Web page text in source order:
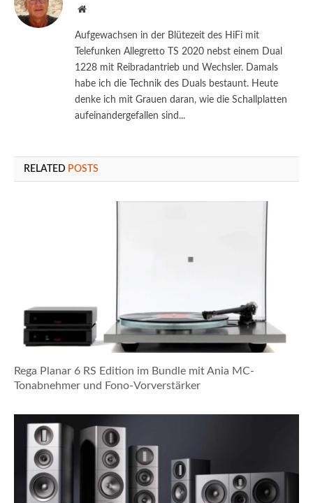
Website
Aufgewachsen in der Blütezeit des HiFi mit
Telefunken Allegretto TS 2020 nebst einem Dual
1228 mit Reibradantrieb und Wechsler. Damals
habe ich die Technik des Duals bestaunt. Heute
denke ich mit Grauen daran, wie die Schallplatten
aufeinandergefallen sind...
RELATED POSTS
Rega Planar 6 RS Edition im Bundle mit Ania MC-
Tonabnehmer und Fono-Vorverstärker